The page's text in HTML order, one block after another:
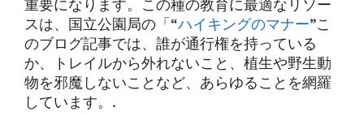
重要になります。この種の教育に最適なリソー
スは、国立公園局の「“ハイキングのマナー”こ
のブログ記事では、誰が通行権を持っている
か、トレイルから外れないこと、植生や野生動
物を邪魔しないことなど、あらゆることを網羅
しています。.